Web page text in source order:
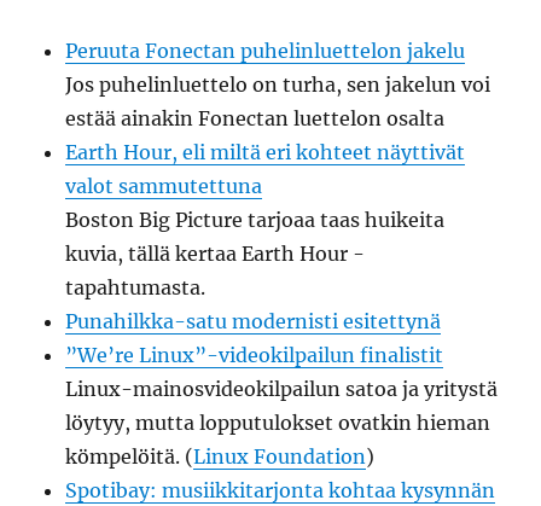
Peruuta Fonectan puhelinluettelon jakelu
Jos puhelinluettelo on turha, sen jakelun voi
estää ainakin Fonectan luettelon osalta
Earth Hour, eli miltä eri kohteet näyttivät
valot sammutettuna
Boston Big Picture tarjoaa taas huikeita
kuvia, tällä kertaa Earth Hour -
tapahtumasta.
Punahilkka-satu modernisti esitettynä
”We’re Linux”-videokilpailun finalistit
Linux-mainosvideokilpailun satoa ja yritystä
löytyy, mutta lopputulokset ovatkin hieman
kömpelöitä. (Linux Foundation)
Spotibay: musiikkitarjonta kohtaa kysynnän